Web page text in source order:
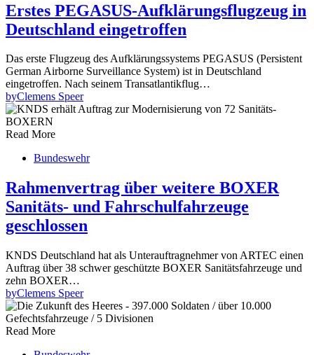
Erstes PEGASUS-Aufklärungsflugzeug in
Deutschland eingetroffen
Das erste Flugzeug des Aufklärungssystems PEGASUS (Persistent
German Airborne Surveillance System) ist in Deutschland
eingetroffen. Nach seinem Transatlantikflug…
byClemens Speer
Read More
Bundeswehr
Rahmenvertrag über weitere BOXER
Sanitäts- und Fahrschulfahrzeuge
geschlossen
KNDS Deutschland hat als Unterauftragnehmer von ARTEC einen
Auftrag über 38 schwer geschützte BOXER Sanitätsfahrzeuge und
zehn BOXER…
byClemens Speer
Read More